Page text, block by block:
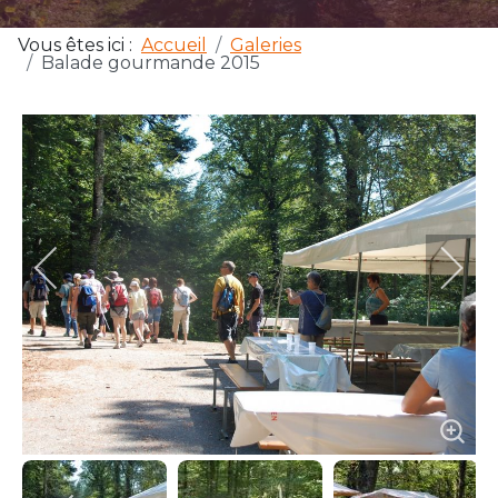
Vous êtes ici : Accueil
Galeries
Balade gourmande 2015